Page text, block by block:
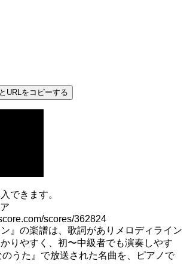
URLをコピーする
できます。
scores/362824
ン』の楽譜は、歌詞がありメロディライン
りやすく、初〜中級者でも演奏しやす
うた』で放送された名曲を、ピアノで